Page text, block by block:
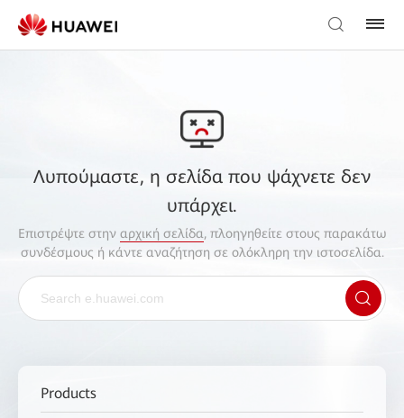
Λυπούμαστε, η σελίδα που ψάχνετε δεν
υπάρχει.
Επιστρέψτε στην αρχική σελίδα, πλοηγηθείτε στους παρακάτω
συνδέσμους ή κάντε αναζήτηση σε ολόκληρη την ιστοσελίδα.
Products